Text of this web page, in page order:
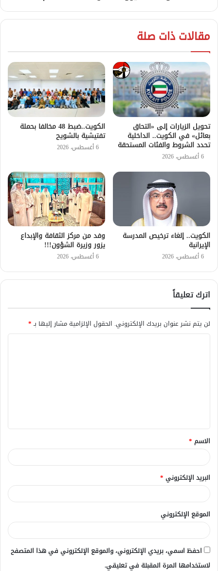
مقالات ذات صلة
تحويل الزيارات إلى «التحاق
بعائل» في الكويت.. الداخلية
تحدد الشروط والفئات المستحقة
6 أغسطس، 2026
الكويت..ضبط 48 مخالفا بحملة
تفتيشية بالشويح
6 أغسطس، 2026
الكويت.. إلغاء ترخيص المدرسة
الإيرانية
6 أغسطس، 2026
وفد من مركز الثقافة والإبداع
يزور وزيرة الشؤون!!!
6 أغسطس، 2026
اترك تعليقاً
لن يتم نشر عنوان بريدك الإلكتروني. الحقول الإلزامية مشار إليها بـ*
ق
*
الاسم *
البريد الإلكتروني *
الموقع الإلكتروني
احفظ اسمي، بريدي الإلكتروني، والموقع الإلكتروني في هذا المتصفح
لاستخدامها المرة المقبلة في تعليقي.